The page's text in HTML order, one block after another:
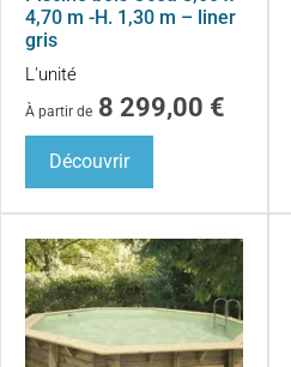
4,70 m -H. 1,30 m – liner
gris
L'unité
À partir de 8 299,00 €
Découvrir